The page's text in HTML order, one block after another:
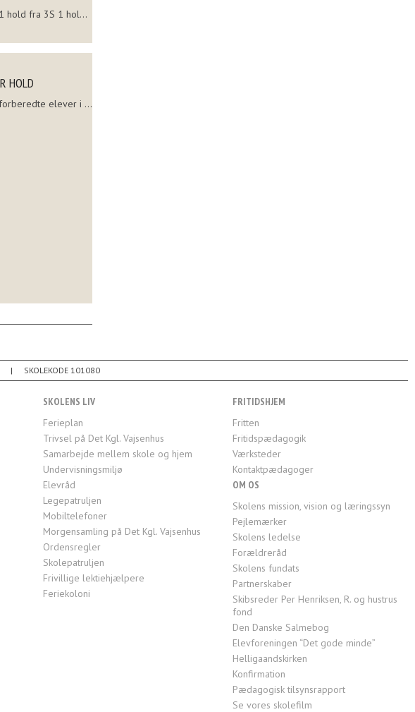
hold fra 3S 1 hol...
HOLD
elever i ...
SKOLEKODE 101080
SKOLENS LIV
Ferieplan
Trivsel på Det Kgl. Vajsenhus
Samarbejde mellem skole og hjem
Undervisningsmiljø
Elevråd
Legepatruljen
Mobiltelefoner
Morgensamling på Det Kgl. Vajsenhus
Ordensregler
Skolepatruljen
Frivillige lektiehjælpere
Feriekoloni
FRITIDSHJEM
Fritten
Fritidspædagogik
Værksteder
Kontaktpædagoger
OM OS
Skolens mission, vision og læringssyn
Pejlemærker
Skolens ledelse
Forældreråd
Skolens fundats
Partnerskaber
Skibsreder Per Henriksen, R. og hustrus
fond
Den Danske Salmebog
Elevforeningen “Det gode minde”
Helligaandskirken
Konfirmation
Pædagogisk tilsynsrapport
Se vores skolefilm